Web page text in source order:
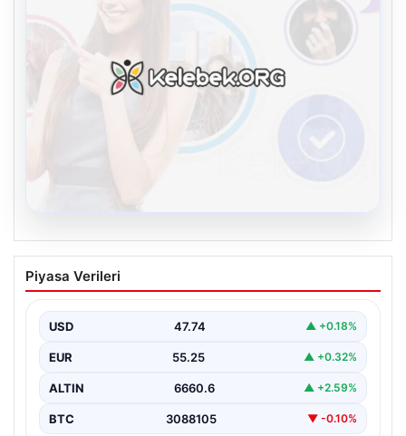
Kelebek sohbet platformu İle Sanal
İletişimin Sertifikalı Adresi Ve
İnternet çağında insanların seviyeli bir şekilde bağlantı
olarak…
Piyasa Verileri
USD 47.74 ▲ +0.18%
EUR 55.25 ▲ +0.32%
ALTIN 6660.6 ▲ +2.59%
BTC 3088105 ▼ -0.10%